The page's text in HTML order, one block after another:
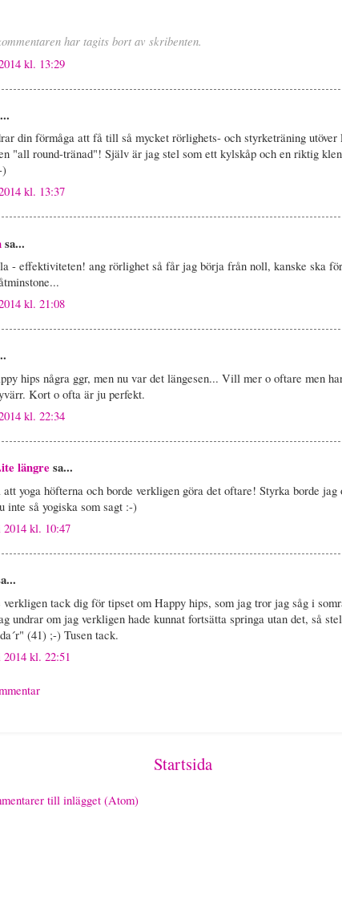
har tagits bort av skribenten.
kl. 13:29
din förmåga att få till så mycket rörlighets- och styrketräning utöver
"all round-tränad"! Själv är jag stel som ett kylskåp och en riktig
)
kl. 13:37
sa...
- effektiviteten! ang rörlighet så får jag börja från noll, kanske ska
kl. 21:08
hips några ggr, men nu var det längesen... Vill mer o oftare men
Kort o ofta är ju perfekt.
kl. 22:34
längre sa...
yoga höfterna och borde verkligen göra det oftare! Styrka borde jag
inte så yogiska som sagt :-)
2014 kl. 10:47
verkligen tack dig för tipset om Happy hips, som jag tror jag såg i
undrar om jag verkligen hade kunnat fortsätta springa utan det, så
(41) ;-) Tusen tack.
2014 kl. 22:51
Startsida
till inlägget (Atom)